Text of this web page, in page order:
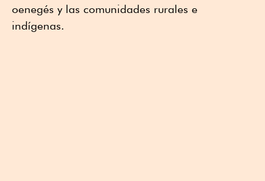
oenegés y las comunidades rurales e
indígenas.